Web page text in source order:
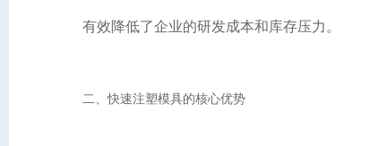
有效降低了企业的研发成本和库存压力。
二、快速注塑模具的核心优势